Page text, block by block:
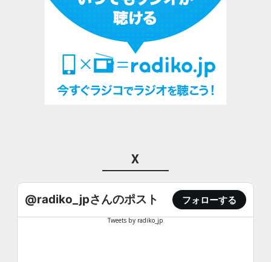
X
@radiko_jpさんのポスト フォローする
Tweets by radiko_jp